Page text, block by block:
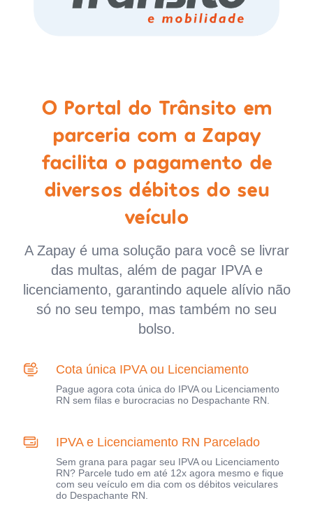
O Portal do Trânsito em
parceria com a Zapay
facilita o pagamento de
diversos débitos do seu
veículo
A Zapay é uma solução para você se livrar
das multas, além de pagar IPVA e
licenciamento, garantindo aquele alívio não
só no seu tempo, mas também no seu
bolso.
Cota única IPVA ou Licenciamento
Pague agora cota única do IPVA ou Licenciamento
RN sem filas e burocracias no Despachante RN.
IPVA e Licenciamento RN Parcelado
Sem grana para pagar seu IPVA ou Licenciamento
RN? Parcele tudo em até 12x agora mesmo e fique
com seu veículo em dia com os débitos veiculares
do Despachante RN.